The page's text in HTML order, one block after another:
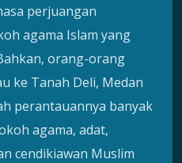
perjuangan
agama Islam yang
orang-orang
ke Tanah Deli, Medan
perantauannya banyak
agama, adat,
cendikiawan Muslim